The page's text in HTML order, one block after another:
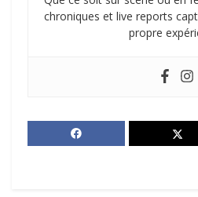
chroniques et live reports
propre